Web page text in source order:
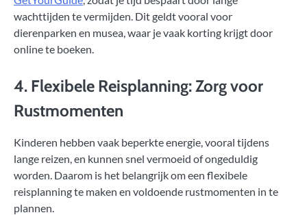
wachttijden te vermijden. Dit geldt vooral voor
dierenparken en musea, waar je vaak korting krijgt door
online te boeken.
4. Flexibele Reisplanning: Zorg voor
Rustmomenten
Kinderen hebben vaak beperkte energie, vooral tijdens
lange reizen, en kunnen snel vermoeid of ongeduldig
worden. Daarom is het belangrijk om een flexibele
reisplanning te maken en voldoende rustmomenten in te
plannen.